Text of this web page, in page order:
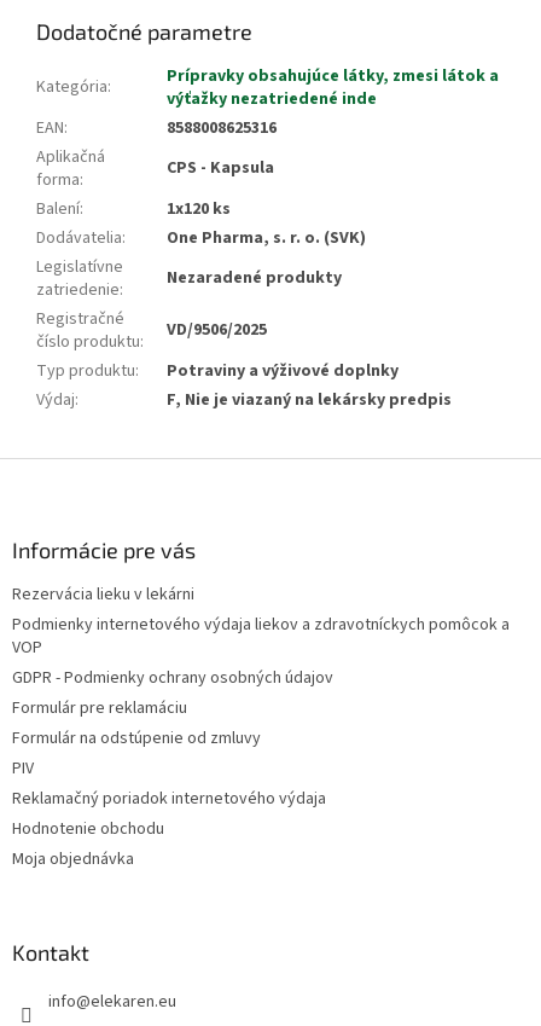
Dodatočné parametre
Kategória:
Prípravky obsahujúce látky, zmesi látok a
výťažky nezatriedené inde
EAN:
8588008625316
Aplikačná
forma:
CPS - Kapsula
Balení:
1x120 ks
Dodávatelia:
One Pharma, s. r. o. (SVK)
Legislatívne
zatriedenie:
Nezaradené produkty
Registračné
číslo produktu:
VD/9506/2025
Typ produktu:
Potraviny a výživové doplnky
Výdaj: F, Nie je viazaný na lekársky predpis
Informácie pre vás
Rezervácia lieku v lekárni
Podmienky internetového výdaja liekov a zdravotníckych pomôcok a
VOP
GDPR - Podmienky ochrany osobných údajov
Formulár pre reklamáciu
Formulár na odstúpenie od zmluvy
PIV
Reklamačný poriadok internetového výdaja
Hodnotenie obchodu
Moja objednávka
Kontakt
info@elekaren.eu